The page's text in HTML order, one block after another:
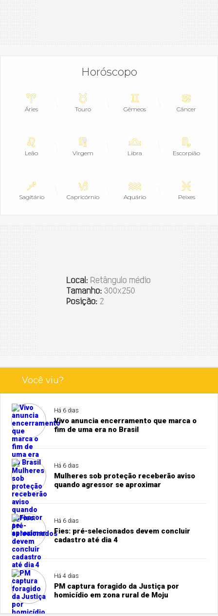
Horóscopo
Áries Touro Gêmeos Câncer
Leão Virgem Libra Escorpião
Sagitário Capricórnio Aquário Peixes
Você viu?
Há 6 dias
Vivo anuncia encerramento que marca o
fim de uma era no Brasil
Há 6 dias
Mulheres sob proteção receberão aviso
quando agressor se aproximar
Há 6 dias
Fies: pré-selecionados devem concluir
cadastro até dia 4
Há 4 dias
PM captura foragido da Justiça por
homicídio em zona rural de Moju